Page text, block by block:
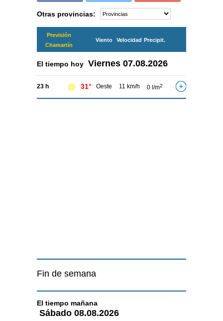
Otras provincias:
Previsión
Chamartín
Viento Velocidad Precipit.
El tiempo hoy Viernes 07.08.2026
23 h 31° Oeste 11 km/h 0 l/m2
Fin de semana
El tiempo mañana
Sábado 08.08.2026